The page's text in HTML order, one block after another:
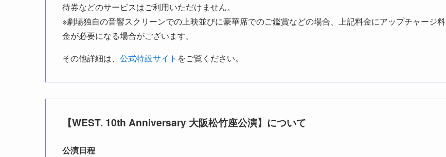
待券などのサービスはご利用いただけません。
※劇場独自の音響スクリーンでの上映並びに豪華席でのご鑑賞などの場合、上記料金にアップチャージ料
金が必要になる場合がございます。
その他詳細は、 公式特設サイト をご覧ください。
【WEST. 10th Anniversary 大阪松竹座公演】について
公演日程